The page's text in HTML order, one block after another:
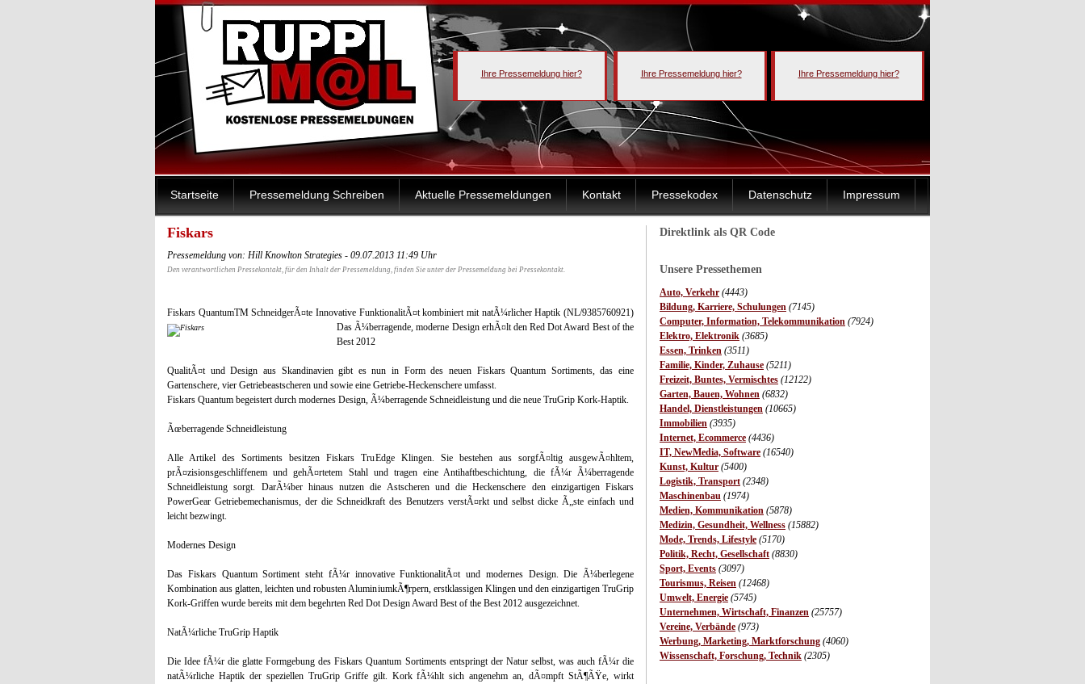
Ihre Pressemeldung hier? Ihre Pressemeldung hier? Ihre Pressemeldung hier?
Startseite Pressemeldung Schreiben Aktuelle Pressemeldungen Kontakt Pressekodex Datenschutz Impressum
Direktlink als QR Code
Unsere Pressethemen
Auto, Verkehr (4443)
Bildung, Karriere, Schulungen (7145)
Computer, Information, Telekommunikation (7924)
Elektro, Elektronik (3685)
Essen, Trinken (3511)
Familie, Kinder, Zuhause (5211)
Freizeit, Buntes, Vermischtes (12122)
Garten, Bauen, Wohnen (6832)
Handel, Dienstleistungen (10665)
Immobilien (3935)
Internet, Ecommerce (4436)
IT, NewMedia, Software (16540)
Kunst, Kultur (5400)
Logistik, Transport (2348)
Maschinenbau (1974)
Medien, Kommunikation (5878)
Medizin, Gesundheit, Wellness (15882)
Mode, Trends, Lifestyle (5170)
Politik, Recht, Gesellschaft (8830)
Sport, Events (3097)
Tourismus, Reisen (12468)
Umwelt, Energie (5745)
Unternehmen, Wirtschaft, Finanzen (25757)
Vereine, Verbände (973)
Werbung, Marketing, Marktforschung (4060)
Wissenschaft, Forschung, Technik (2305)
Fiskars
Pressemeldung von: Hill Knowlton Strategies - 09.07.2013 11:49 Uhr
Den verantwortlichen Pressekontakt, für den Inhalt der Pressemeldung, finden Sie unter der Pressemeldung bei Pressekontakt.
Fiskars QuantumTM SchneidgerÃ¤te Innovative FunktionalitÃ¤t kombiniert mit natÃ¼rlicher Haptik (NL/9385760921)
Das Ã¼berragende, moderne Design erhÃ¤lt den Red Dot Award Best of the
Best 2012
QualitÃ¤t und Design aus Skandinavien gibt es nun in Form des neuen Fiskars Quantum Sortiments, das eine
Gartenschere, vier Getriebeastscheren und sowie eine Getriebe-Heckenschere umfasst.
Fiskars Quantum begeistert durch modernes Design, Ã¼berragende Schneidleistung und die neue TruGrip Kork-Haptik.
Ãœberragende Schneidleistung
Alle Artikel des Sortiments besitzen Fiskars TruEdge Klingen. Sie bestehen aus sorgfÃ¤ltig ausgewÃ¤hltem,
prÃ¤zisionsgeschliffenem und gehÃ¤rtetem Stahl und tragen eine Antihaftbeschichtung, die fÃ¼r Ã¼berragende
Schneidleistung sorgt. DarÃ¼ber hinaus nutzen die Astscheren und die Heckenschere den einzigartigen Fiskars
PowerGear Getriebemechanismus, der die Schneidkraft des Benutzers verstÃ¤rkt und selbst dicke Ã„ste einfach und
leicht bezwingt.
Modernes Design
Das Fiskars Quantum Sortiment steht fÃ¼r innovative FunktionalitÃ¤t und modernes Design. Die Ã¼berlegene
Kombination aus glatten, leichten und robusten AluminiumkÃ¶rpern, erstklassigen Klingen und den einzigartigen TruGrip
Kork-Griffen wurde bereits mit dem begehrten Red Dot Design Award Best of the Best 2012 ausgezeichnet.
NatÃ¼rliche TruGrip Haptik
Die Idee fÃ¼r die glatte Formgebung des Fiskars Quantum Sortiments entspringt der Natur selbst, was auch fÃ¼r die
natÃ¼rliche Haptik der speziellen TruGrip Griffe gilt. Kork fÃ¼hlt sich angenehm an, dÃ¤mpft StÃ¶ÃŸe, wirkt